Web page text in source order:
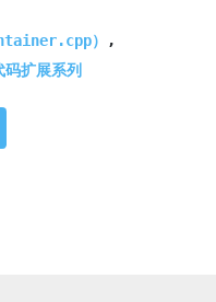
）
,
扩展系列